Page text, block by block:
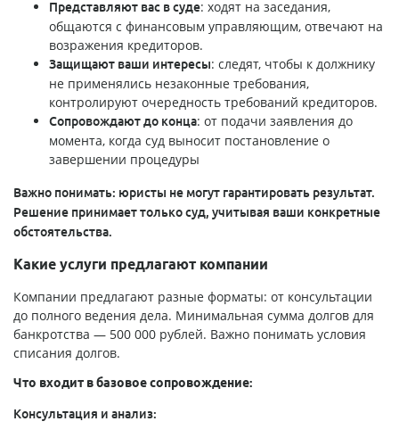
Представляют вас в суде: ходят на заседания,
общаются с финансовым управляющим, отвечают на
возражения кредиторов.
Защищают ваши интересы: следят, чтобы к должнику
не применялись незаконные требования,
контролируют очередность требований кредиторов.
Сопровождают до конца: от подачи заявления до
момента, когда суд выносит постановление о
завершении процедуры
Важно понимать: юристы не могут гарантировать результат.
Решение принимает только суд, учитывая ваши конкретные
обстоятельства.
Какие услуги предлагают компании
Компании предлагают разные форматы: от консультации
до полного ведения дела. Минимальная сумма долгов для
банкротства — 500 000 рублей. Важно понимать условия
списания долгов.
Что входит в базовое сопровождение:
Консультация и анализ: